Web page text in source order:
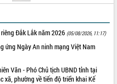
Đắk Lắk năm 2026 (05/08/2026, 11:17)
ứng Ngày An ninh mạng Việt Nam
Văn - Phó Chủ tịch UBND tỉnh tại
xã, phường về tiến độ triển khai Kế